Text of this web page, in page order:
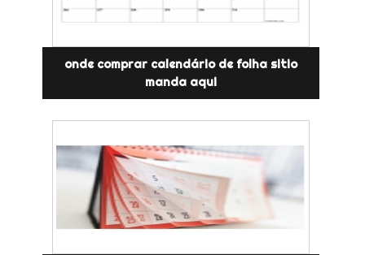
onde comprar calendário de folha sitio
manda aqui